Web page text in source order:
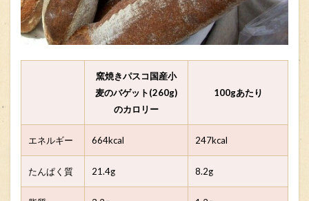
窯焼きパスコ国産小
麦のバゲット(260g)
のカロリー
100gあたり
エネルギー 664kcal 247kcal
たんぱく質 21.4g 8.2g